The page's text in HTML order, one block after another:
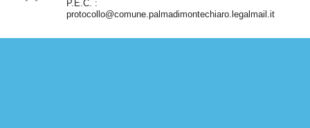
P.E.C. :
protocollo@comune.palmadimontechiaro.legalmail.it